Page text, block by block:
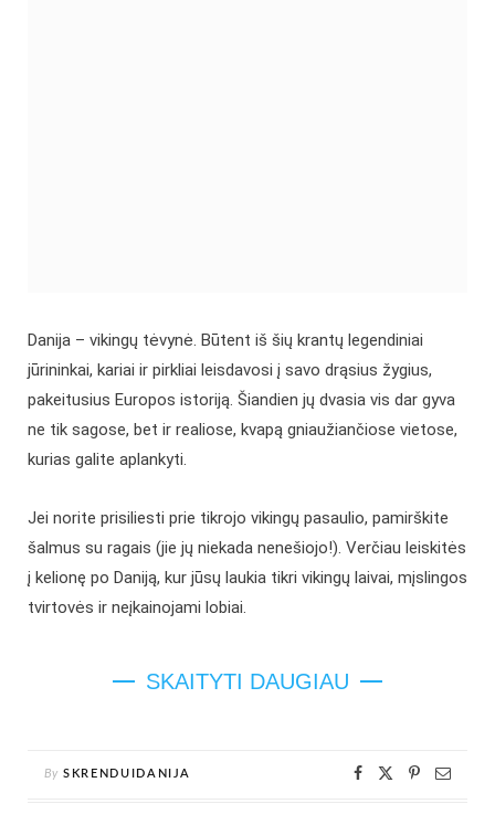
Danija – vikingų tėvynė. Būtent iš šių krantų legendiniai
jūrininkai, kariai ir pirkliai leisdavosi į savo drąsius žygius,
pakeitusius Europos istoriją. Šiandien jų dvasia vis dar gyva
ne tik sagose, bet ir realiose, kvapą gniaužiančiose vietose,
kurias galite aplankyti.
Jei norite prisiliesti prie tikrojo vikingų pasaulio, pamirškite
šalmus su ragais (jie jų niekada nenešiojo!). Verčiau leiskitės
į kelionę po Daniją, kur jūsų laukia tikri vikingų laivai, mįslingos
tvirtovės ir neįkainojami lobiai.
SKAITYTI DAUGIAU
By SKRENDUIDANIJA